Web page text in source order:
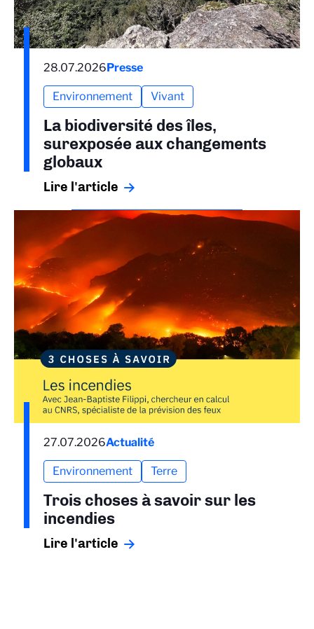
28.07.2026Presse
Environnement Vivant
La biodiversité des îles,
surexposée aux changements
globaux
Lire l'article
27.07.2026Actualité
Environnement Terre
Trois choses à savoir sur les
incendies
Lire l'article